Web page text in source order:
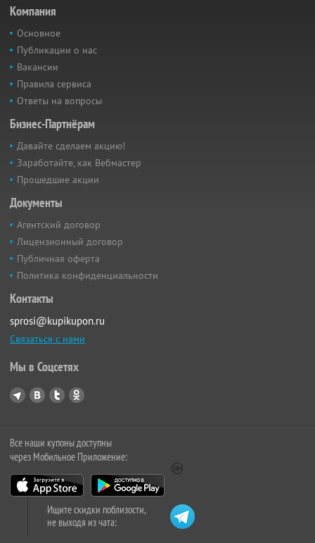
Компания
Основное
Публикации о нас
Вакансии
Правила сервиса
Ответы на вопросы
Бизнес-Партнёрам
Давайте сделаем акцию!
Заработайте, как Вебмастер
Прошедшие акции
Документы
Агентский договор
Лицензионный договор
Публичная оферта
Политика конфиденциальности
Контакты
sprosi@kupikupon.ru
Связаться с нами
Мы в Соцсетях
Все наши купоны доступны
через Мобильное Приложение:
Ищите скидки поблизости,
не выходя из чата: